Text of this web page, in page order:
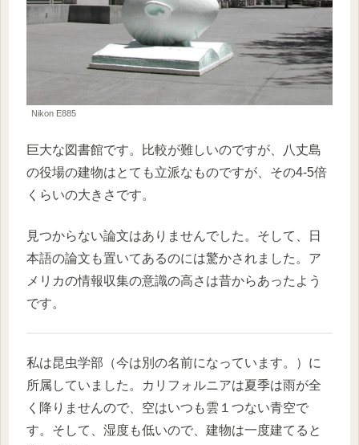
Nikon E885
巨大な図書館です。比較が難しいのですが、八丈島
の役場の建物はとても立派なものですが、その4-5倍
くらいの大きさです。
見つからない論文はありませんでした。そして、日
本語の論文も置いてあるのには驚かされました。ア
メリカの情報収集の意識の高さは昔からあったよう
です。
私は昆虫学部（今は別の名前になっています。）に
所属していました。カリフォルニアは夏季は雨が全
く降りませんので、空はいつも雲１つない青空で
す。そして、湿度も低いので、建物は一度建てると